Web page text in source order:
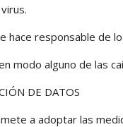
hace responsable
modo alguno de las
DE DATOS
a adoptar las